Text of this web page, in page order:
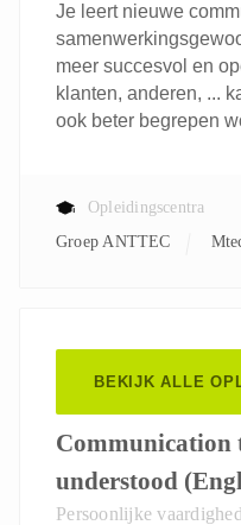
Je leert nieuwe
meer succesvol en
klanten, anderen, ...
ook beter begrepen
Opleidingscentra
Groep ANTTEC
BEKIJK ALLE
Communication
understood
Persoonlijke